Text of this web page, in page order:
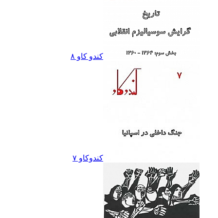
کندو کاو ٨
کندوکاو ۷